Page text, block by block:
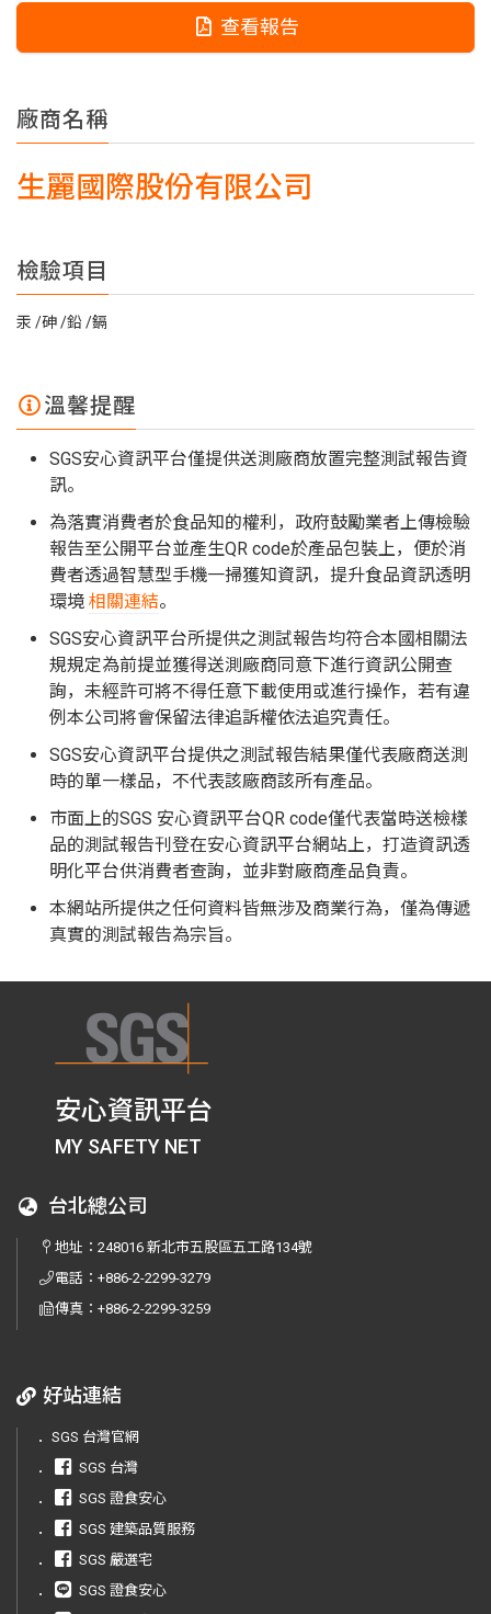
查看報告
廠商名稱
生麗國際股份有限公司
檢驗項目
汞 砷 鉛 鎘
溫馨提醒
SGS安心資訊平台僅提供送測廠商放置完整測試報告資
訊。
為落實消費者於食品知的權利，政府鼓勵業者上傳檢驗
報告至公開平台並產生QR code於產品包裝上，便於消
費者透過智慧型手機一掃獲知資訊，提升食品資訊透明
環境 相關連結。
SGS安心資訊平台所提供之測試報告均符合本國相關法
規規定為前提並獲得送測廠商同意下進行資訊公開查
詢，未經許可將不得任意下載使用或進行操作，若有違
例本公司將會保留法律追訴權依法追究責任。
SGS安心資訊平台提供之測試報告結果僅代表廠商送測
時的單一樣品，不代表該廠商該所有產品。
市面上的SGS 安心資訊平台QR code僅代表當時送檢樣
品的測試報告刊登在安心資訊平台網站上，打造資訊透
明化平台供消費者查詢，並非對廠商產品負責。
本網站所提供之任何資料皆無涉及商業行為，僅為傳遞
真實的測試報告為宗旨。
安心資訊平台
MY SAFETY NET
台北總公司
地址：248016 新北市五股區五工路134號
電話：+886-2-2299-3279
傳真：+886-2-2299-3259
好站連結
． SGS 台灣官網
．
SGS 台灣
．
SGS 證食安心
．
SGS 建築品質服務
．
SGS 嚴選宅
．
SGS 證食安心